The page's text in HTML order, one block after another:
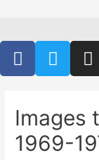
Images
1969-